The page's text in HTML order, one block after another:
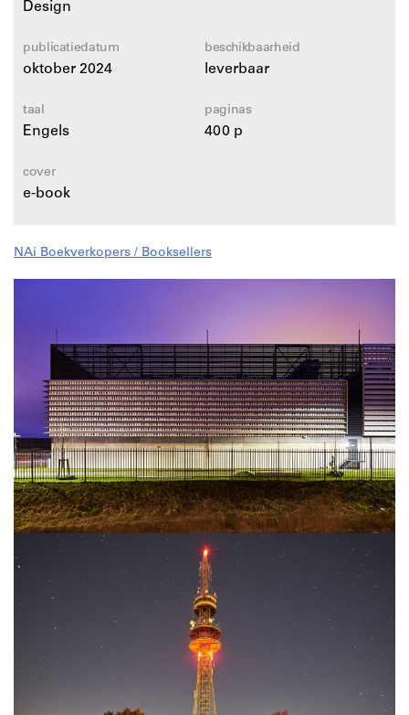
digitale afhankelijkheid te heroverwegen en stelt vitale
eigenaarschap en controle over data? Hoe kunnen we
weerstand bieden tegen de extractieve neigingen van
digitale toekomst voor ogen zien? Het boek daagt ons
uit om kritisch om te gaan met de verborgen maar
Annet Dekker, Mél Hogan, Michiel van Iersel & Mark
and foto’s van Roel Backaert in samewerking met Niels
Schrader.
Design
publicatiedatum
oktober 2024
beschikbaarheid
leverbaar
taal
Engels
paginas
400 p
cover
e-book
NAi Boekverkopers / Booksellers